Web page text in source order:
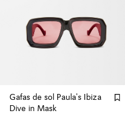
Gafas de sol Paula's Ibiza
Dive in Mask